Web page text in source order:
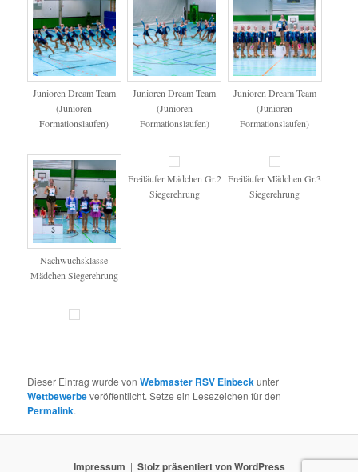
Junioren Dream Team
(Junioren
Formationslaufen)
Junioren Dream Team
(Junioren
Formationslaufen)
Junioren Dream Team
(Junioren
Formationslaufen)
Nachwuchsklasse
Mädchen Siegerehrung
Freiläufer Mädchen Gr.2
Siegerehrung
Freiläufer Mädchen Gr.3
Siegerehrung
Dieser Eintrag wurde vonWebmaster RSV Einbeckunter
Wettbewerbeveröffentlicht. Setze ein Lesezeichen für den
Permalink.
Impressum Stolz präsentiert von WordPress